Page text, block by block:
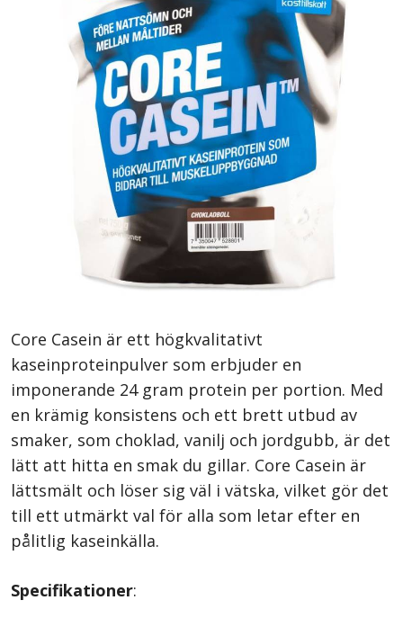
Core Casein är ett högkvalitativt
kaseinproteinpulver som erbjuder en
imponerande 24 gram protein per portion. Med
en krämig konsistens och ett brett utbud av
smaker, som choklad, vanilj och jordgubb, är det
lätt att hitta en smak du gillar. Core Casein är
lättsmält och löser sig väl i vätska, vilket gör det
till ett utmärkt val för alla som letar efter en
pålitlig kaseinkälla.
Specifikationer: